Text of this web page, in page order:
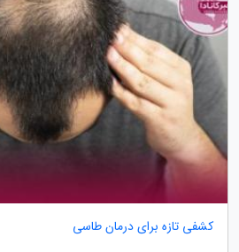
کشفی تازه برای درمان طاسی